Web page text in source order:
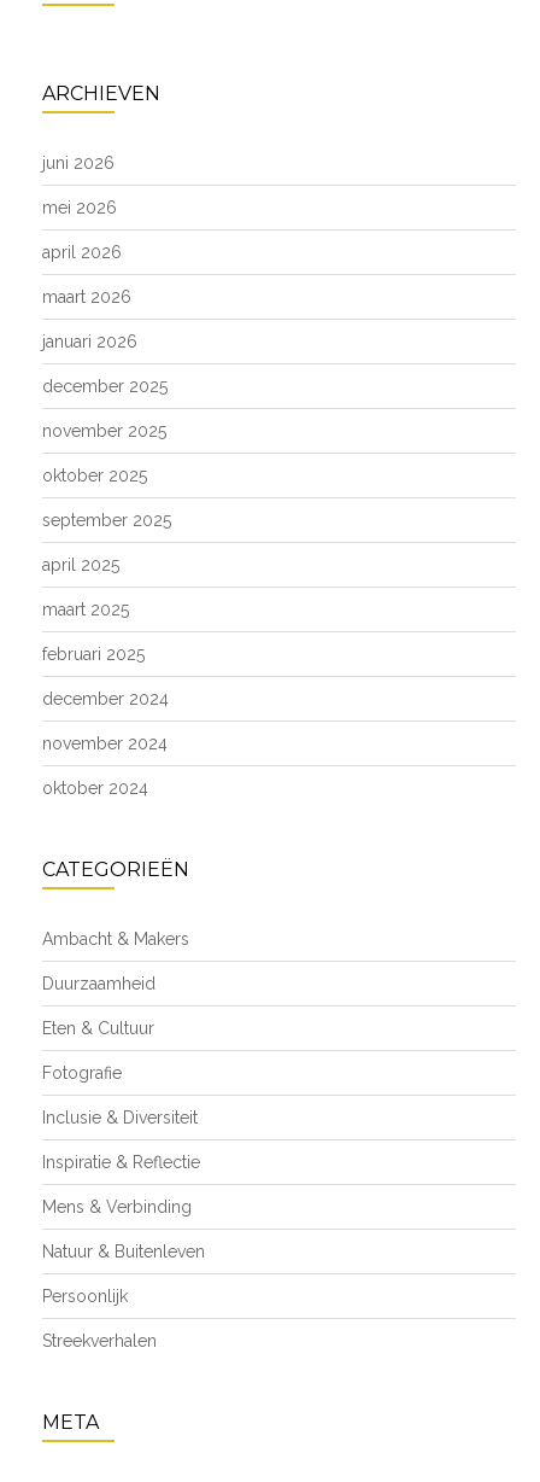
ARCHIEVEN
juni 2026
mei 2026
april 2026
maart 2026
januari 2026
december 2025
november 2025
oktober 2025
september 2025
april 2025
maart 2025
februari 2025
december 2024
november 2024
oktober 2024
CATEGORIEËN
Ambacht & Makers
Duurzaamheid
Eten & Cultuur
Fotografie
Inclusie & Diversiteit
Inspiratie & Reflectie
Mens & Verbinding
Natuur & Buitenleven
Persoonlijk
Streekverhalen
META